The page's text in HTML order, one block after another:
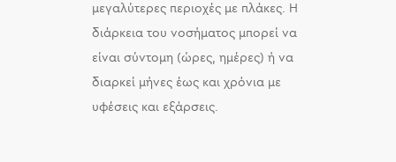
μεγαλύτερες περιοχές με πλάκες. Η
διάρκεια του νοσήματος μπορεί να
είναι σύντομη (ώρες, ημέρες) ή να
διαρκεί μήνες έως και χρόνια με
υφέσεις και εξάρσεις.